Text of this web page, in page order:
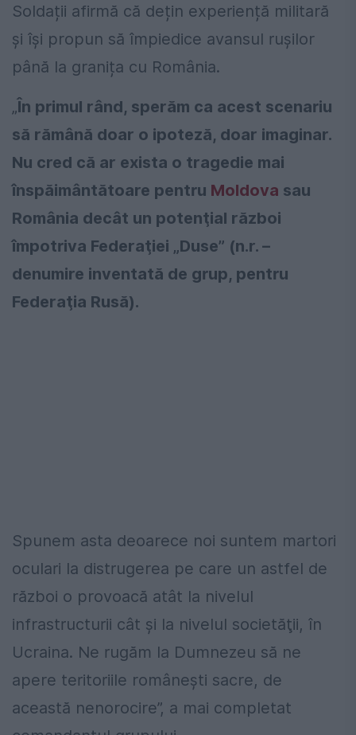
Soldații afirmă că dețin experiență militară
și își propun să împiedice avansul rușilor
până la granița cu România.
„În primul rând, sperăm ca acest scenariu
să rămână doar o ipoteză, doar imaginar.
Nu cred că ar exista o tragedie mai
înspăimântătoare pentru Moldova sau
România decât un potenţial război
împotriva Federaţiei „Duse” (n.r. –
denumire inventată de grup, pentru
Federaţia Rusă).
Spunem asta deoarece noi suntem martori
oculari la distrugerea pe care un astfel de
război o provoacă atât la nivelul
infrastructurii cât şi la nivelul societăţii, în
Ucraina. Ne rugăm la Dumnezeu să ne
apere teritoriile româneşti sacre, de
această nenorocire”, a mai completat